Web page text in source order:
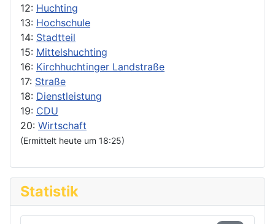
12: Huchting
13: Hochschule
14: Stadtteil
15: Mittelshuchting
16: Kirchhuchtinger Landstraße
17: Straße
18: Dienstleistung
19: CDU
20: Wirtschaft
(Ermittelt heute um 18:25)
Statistik